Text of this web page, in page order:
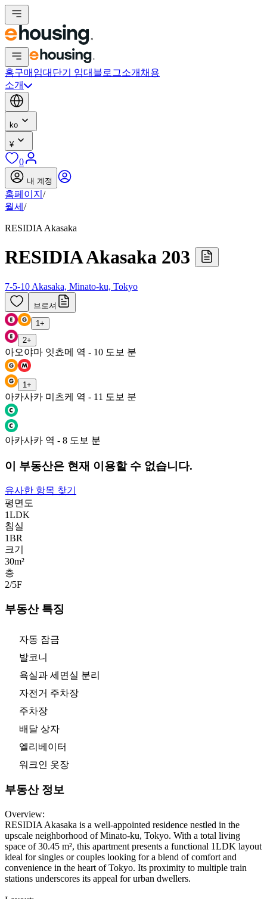
홈구매 임대 단기 임대 블로그소개 채용
소개
ko
¥
0
내 계정
홈페이지 /
월세 /
RESIDIA Akasaka
RESIDIA Akasaka 203
7-5-10 Akasaka, Minato-ku, Tokyo
브로셔
1 +
2+
아오야마 잇쵸메 역 - 10 도보 분
1 +
아카사카 미츠케 역 - 11 도보 분
아카사카 역 - 8 도보 분
이 부동산은 현재 이용할 수 없습니다.
유사한 항목 찾기
평면도
1LDK
침실
1BR
크기
30m²
층
2/5F
부동산 특징
자동 잠금
발코니
욕실과 세면실 분리
자전거 주차장
주차장
배달 상자
엘리베이터
워크인 옷장
부동산 정보
Overview:
RESIDIA Akasaka is a well-appointed residence nestled in the
upscale neighborhood of Minato-ku, Tokyo. With a total living
space of 30.45 m², this apartment presents a functional 1LDK layout
ideal for singles or couples looking for a blend of comfort and
convenience in the heart of Tokyo. Its proximity to multiple train
stations underscores its appeal for urban dwellers.